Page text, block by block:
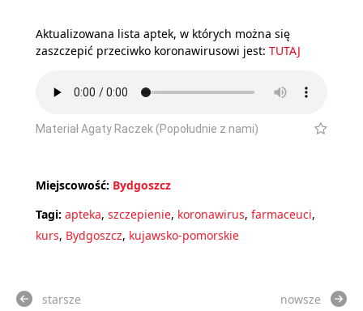
Aktualizowana lista aptek, w których można się
zaszczepić przeciwko koronawirusowi jest: TUTAJ
Materiał Agaty Raczek (Popołudnie z nami)
Miejscowość: Bydgoszcz
Tagi: apteka, szczepienie, koronawirus, farmaceuci,
kurs, Bydgoszcz, kujawsko-pomorskie
starsze nowsze